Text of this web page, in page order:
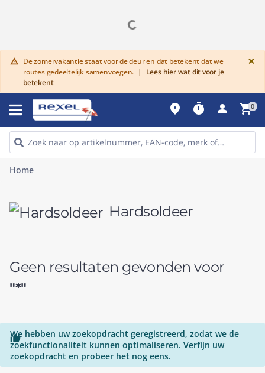
warning De zomervakantie staat voor de deur en dat betekent dat we
routes gedeeltelijk samenvoegen. |
Lees hier wat dit voor je
betekent
×
place timer person shopping_cart0
Home
Hardsoldeer
Geen resultaten gevonden voor
"*"

We hebben uw zoekopdracht geregistreerd, zodat we de
zoekfunctionaliteit kunnen optimaliseren. Verfijn uw
zoekopdracht en probeer het nog eens.